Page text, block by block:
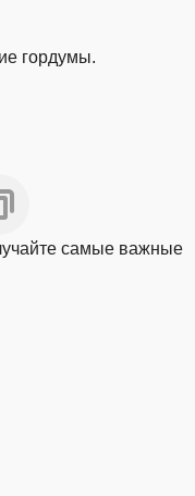
гордумы.
самые важные